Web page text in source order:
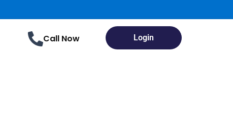
Call Now Login